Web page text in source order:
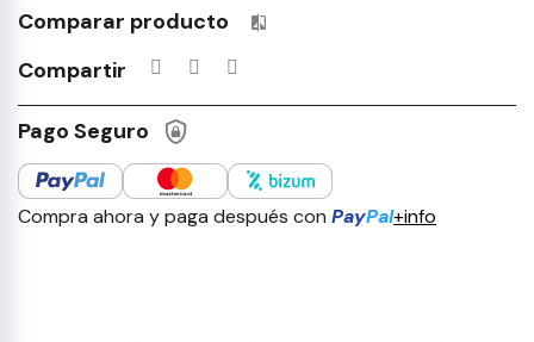
Comparar producto Productos incluidos en tu lista
Compartir
Pago Seguro
Compra ahora y paga después con PayPal+info